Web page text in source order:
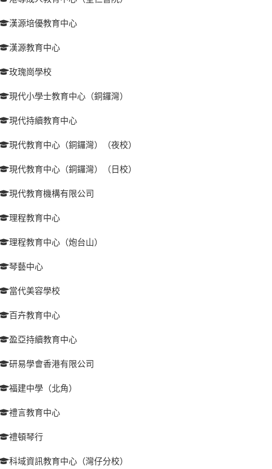
漢源培優教育中心
漢源教育中心
玫瑰崗學校
現代小學士教育中心（銅鑼灣）
現代持續教育中心
現代教育中心（銅鑼灣）（夜校）
現代教育中心（銅鑼灣）（日校）
現代教育機構有限公司
理程教育中心
理程教育中心（炮台山）
琴藝中心
當代美容學校
百卉教育中心
盈亞持續教育中心
研易學會香港有限公司
福建中學（北角）
禮言教育中心
禮頓琴行
科域資訊教育中心（灣仔分校）